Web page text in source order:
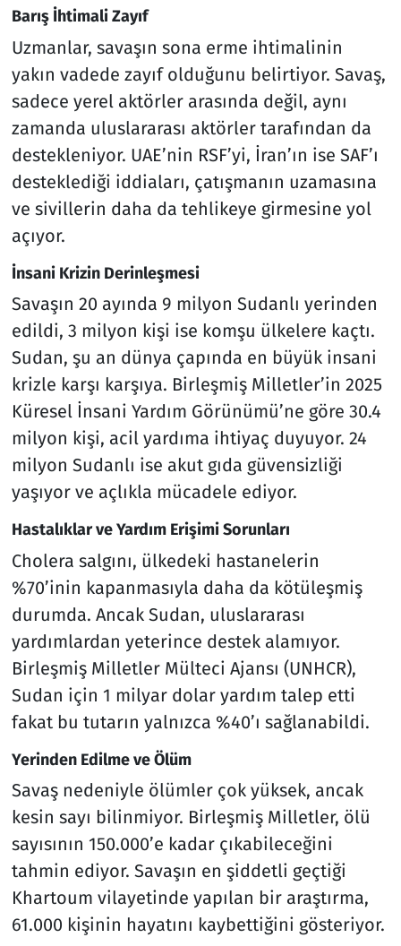
Barış İhtimali Zayıf
Uzmanlar, savaşın sona erme ihtimalinin
yakın vadede zayıf olduğunu belirtiyor. Savaş,
sadece yerel aktörler arasında değil, aynı
zamanda uluslararası aktörler tarafından da
destekleniyor. UAE’nin RSF’yi, İran’ın ise SAF’ı
desteklediği iddiaları, çatışmanın uzamasına
ve sivillerin daha da tehlikeye girmesine yol
açıyor.
İnsani Krizin Derinleşmesi
Savaşın 20 ayında 9 milyon Sudanlı yerinden
edildi, 3 milyon kişi ise komşu ülkelere kaçtı.
Sudan, şu an dünya çapında en büyük insani
krizle karşı karşıya. Birleşmiş Milletler’in 2025
Küresel İnsani Yardım Görünümü’ne göre 30.4
milyon kişi, acil yardıma ihtiyaç duyuyor. 24
milyon Sudanlı ise akut gıda güvensizliği
yaşıyor ve açlıkla mücadele ediyor.
Hastalıklar ve Yardım Erişimi Sorunları
Cholera salgını, ülkedeki hastanelerin
%70’inin kapanmasıyla daha da kötüleşmiş
durumda. Ancak Sudan, uluslararası
yardımlardan yeterince destek alamıyor.
Birleşmiş Milletler Mülteci Ajansı (UNHCR),
Sudan için 1 milyar dolar yardım talep etti
fakat bu tutarın yalnızca %40’ı sağlanabildi.
Yerinden Edilme ve Ölüm
Savaş nedeniyle ölümler çok yüksek, ancak
kesin sayı bilinmiyor. Birleşmiş Milletler, ölü
sayısının 150.000’e kadar çıkabileceğini
tahmin ediyor. Savaşın en şiddetli geçtiği
Khartoum vilayetinde yapılan bir araştırma,
61.000 kişinin hayatını kaybettiğini gösteriyor.